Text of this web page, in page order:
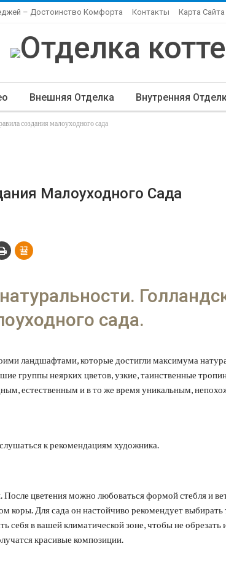
– Достоинство Комфорта Контакты Карта Сайта
Внешняя Отделка Внутренняя
Ландшафтный Дизайн
создания малоуходного сада
Малоуходного Сада
сада.
ландшафтами, которые достигли максимума
группы неярких цветов, узкие, таинственные
естественным и в то же время уникальным,
к рекомендациям художника.
После цветения можно любоваться формой стебля и
коры. Для сада он настойчиво рекомендует выбирать
себя в вашей климатической зоне, чтобы не обрезать
красивые композиции.